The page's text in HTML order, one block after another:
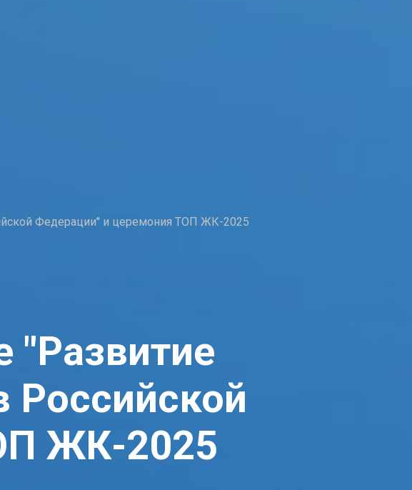
Федерации" и церемония ТОП ЖК-2025
"Развитие
Российской
ЖК-2025